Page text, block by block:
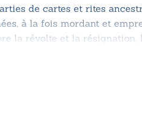
de cartes et rites
, à la fois mordant et
la révolte et la résignation,
« petite bonne » espagnole qui